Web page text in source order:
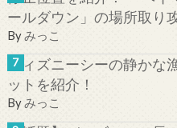
ールダウン」の場所取り
Byみっこ
ディズニーシーの静かな
ットを紹介！
Byみっこ